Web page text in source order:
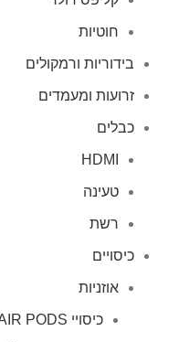
חוטיות
בידוריות ורמקולים
זרועות ומעמדים
כבלים
HDMI
טעינה
רשת
כיסויים
אוזניות
כיסויי AIR PODS